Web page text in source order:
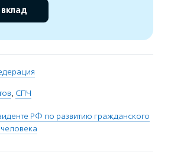
, СПЧ
РФ по развитию гражданского